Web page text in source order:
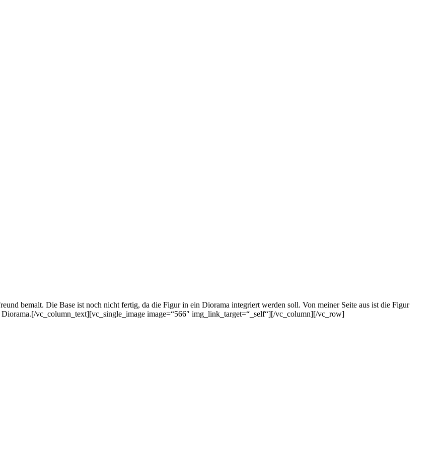
bemalt. Die Base ist noch nicht fertig, da die Figur in ein Diorama integriert werden soll. Von meiner Seite aus ist die Figur
vc_column_text][vc_single_image image=“566″ img_link_target=“_self“][/vc_column][/vc_row]